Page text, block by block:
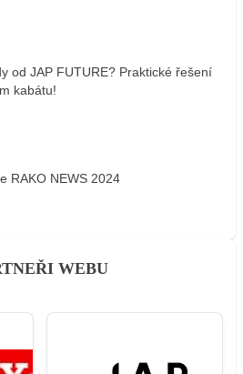
od JAP FUTURE? Praktické řešení
kabátu!
RAKO NEWS 2024
WEBU